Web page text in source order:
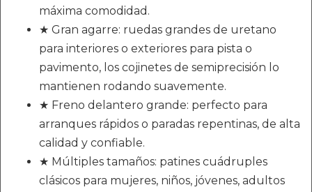
máxima comodidad.
★ Gran agarre: ruedas grandes de uretano
para interiores o exteriores para pista o
pavimento, los cojinetes de semiprecisión lo
mantienen rodando suavemente.
★ Freno delantero grande: perfecto para
arranques rápidos o paradas repentinas, de alta
calidad y confiable.
★ Múltiples tamaños: patines cuádruples
clásicos para mujeres, niños, jóvenes, adultos